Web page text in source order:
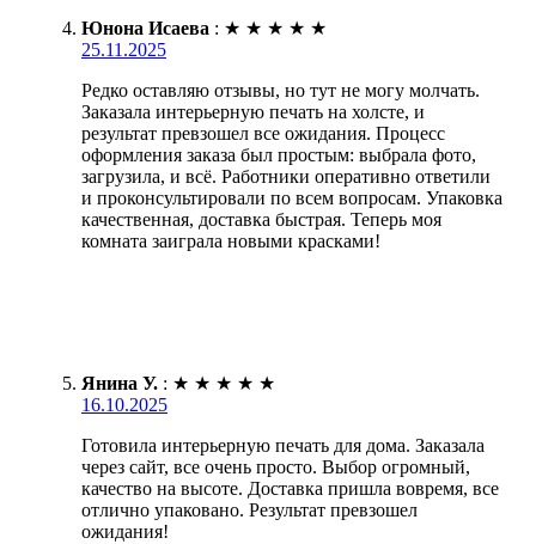
Юнона Исаева : ★ ★ ★ ★ ★
25.11.2025
Редко оставляю отзывы, но тут не могу молчать.
Заказала интерьерную печать на холсте, и
результат превзошел все ожидания. Процесс
оформления заказа был простым: выбрала фото,
загрузила, и всё. Работники оперативно ответили
и проконсультировали по всем вопросам. Упаковка
качественная, доставка быстрая. Теперь моя
комната заиграла новыми красками!
Янина У. : ★ ★ ★ ★ ★
16.10.2025
Готовила интерьерную печать для дома. Заказала
через сайт, все очень просто. Выбор огромный,
качество на высоте. Доставка пришла вовремя, все
отлично упаковано. Результат превзошел
ожидания!